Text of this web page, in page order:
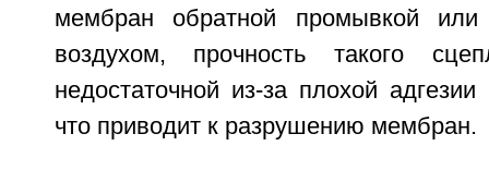
мембран обратной промывкой
воздухом, прочность такого
недостаточной из-за плохой
что приводит к разрушению мембран.